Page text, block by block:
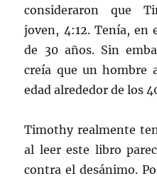
consideraron que
joven, 4:12. Tenía, en
de 30 años. Sin
creía que un hombre
edad alrededor de los
Timothy realmente
al leer este libro
contra el desánimo.